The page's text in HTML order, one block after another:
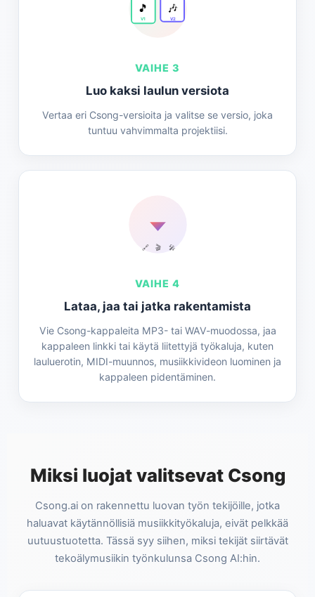
🎵
V1
🎶
V2
VAIHE 3
Luo kaksi laulun versiota
Vertaa eri Csong-versioita ja valitse se versio, joka
tuntuu vahvimmalta projektiisi.
🔗 🎬 🎤
VAIHE 4
Lataa, jaa tai jatka rakentamista
Vie Csong-kappaleita MP3- tai WAV-muodossa, jaa
kappaleen linkki tai käytä liitettyjä työkaluja, kuten
lauluerotin, MIDI-muunnos, musiikkivideon luominen ja
kappaleen pidentäminen.
Miksi luojat valitsevat Csong
Csong.ai on rakennettu luovan työn tekijöille, jotka
haluavat käytännöllisiä musiikkityökaluja, eivät pelkkää
uutuustuotetta. Tässä syy siihen, miksi tekijät siirtävät
tekoälymusiikin työnkulunsa Csong AI:hin.